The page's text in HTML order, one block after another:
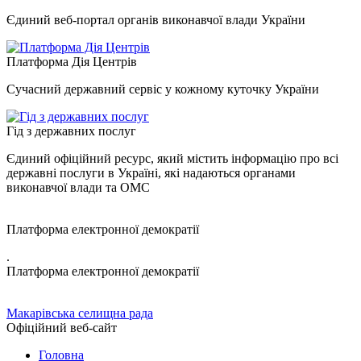
Єдиний веб-портал органів виконавчої влади України
Платформа Дія Центрів
Сучасний державний сервіс у кожному куточку України
Гід з державних послуг
Єдиний офіційний ресурс, який містить інформацію про всі
державні послуги в Україні, які надаються органами
виконавчої влади та ОМС
Платформа електронної демократії
.
Платформа електронної демократії
Макарівська селищна рада
Офіційний веб-сайт
Головна